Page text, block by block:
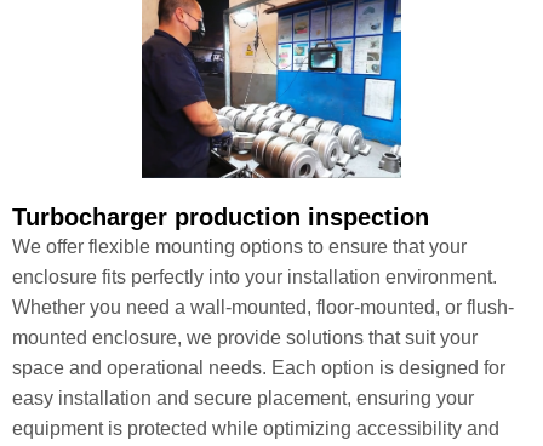
Turbocharger production inspection
We offer flexible mounting options to ensure that your
enclosure fits perfectly into your installation environment.
Whether you need a wall-mounted, floor-mounted, or flush-
mounted enclosure, we provide solutions that suit your
space and operational needs. Each option is designed for
easy installation and secure placement, ensuring your
equipment is protected while optimizing accessibility and